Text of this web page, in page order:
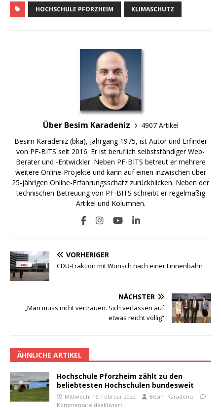
HOCHSCHULE PFORZHEIM KLIMASCHUTZ
Über Besim Karadeniz
4907 Artikel
Besim Karadeniz (bka), Jahrgang 1975, ist Autor und Erfinder
von PF-BITS seit 2016. Er ist beruflich selbstständiger Web-
Berater und -Entwickler. Neben PF-BITS betreut er mehrere
weitere Online-Projekte und kann auf einen inzwischen über
25-jährigen Online-Erfahrungsschatz zurückblicken. Neben der
technischen Betreuung von PF-BITS schreibt er regelmäßig
Artikel und Kolumnen.
VORHERIGER
CDU-Fraktion mit Wunsch nach einer Finnenbahn
NÄCHSTER
„Man muss nicht vertrauen. Sich verlassen auf
etwas reicht völlig“
ÄHNLICHE ARTIKEL
Hochschule Pforzheim zählt zu den
beliebtesten Hochschulen bundesweit
Mittwoch, 16. Februar 2022
Besim Karadeniz
Kommentare deaktiviert